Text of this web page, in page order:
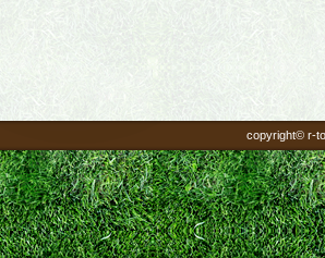
copyright© r-